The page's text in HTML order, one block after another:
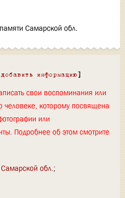
Самарской обл.
добавить информацию ]
свои воспоминания или
человеке, которому посвящена
или
Подробнее об этом смотрите
обл.